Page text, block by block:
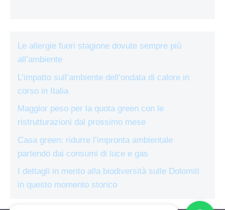
Le allergie fuori stagione dovute sempre più
all’ambiente
L’impatto sull’ambiente dell’ondata di calore in
corso in Italia
Maggior peso per la quota green con le
ristrutturazioni dal prossimo mese
Casa green: ridurre l’impronta ambientale
partendo dai consumi di luce e gas
I dettagli in merito alla biodiversità sulle Dolomiti
in questo momento storico